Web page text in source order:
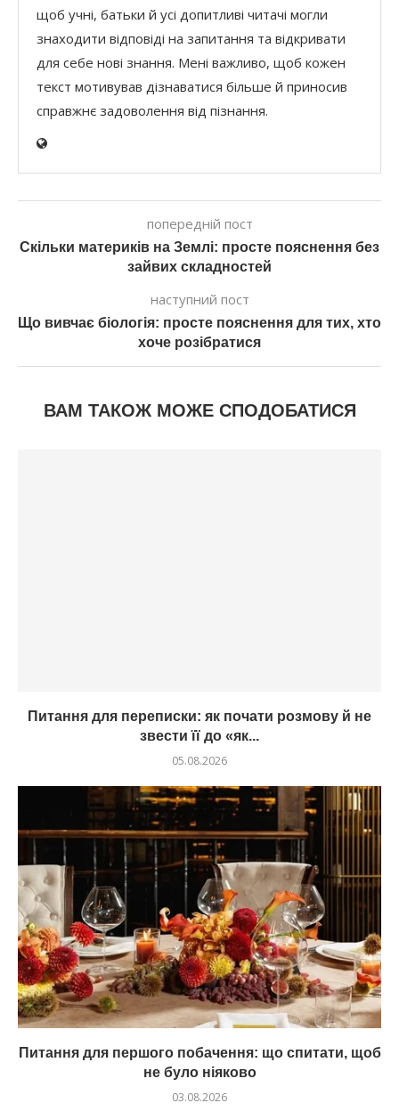
щоб учні, батьки й усі допитливі читачі могли
знаходити відповіді на запитання та відкривати
для себе нові знання. Мені важливо, щоб кожен
текст мотивував дізнаватися більше й приносив
справжнє задоволення від пізнання.
попередній пост
Скільки материків на Землі: просте пояснення без
зайвих складностей
наступний пост
Що вивчає біологія: просте пояснення для тих, хто
хоче розібратися
ВАМ ТАКОЖ МОЖЕ СПОДОБАТИСЯ
Питання для переписки: як почати розмову й не
звести її до «як...
05.08.2026
Питання для першого побачення: що спитати, щоб
не було ніяково
03.08.2026